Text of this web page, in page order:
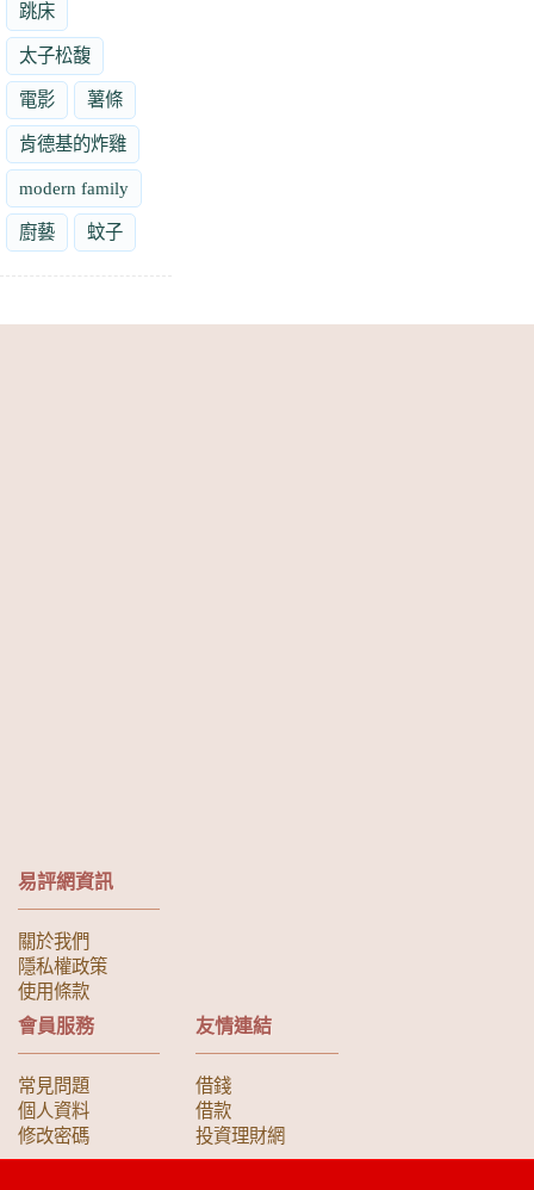
跳床
太子松馥
電影 薯條
肯德基的炸雞
modern family
廚藝 蚊子
易評網資訊
關於我們
隱私權政策
使用條款
會員服務
常見問題
個人資料
修改密碼
友情連結
借錢
借款
投資理財網